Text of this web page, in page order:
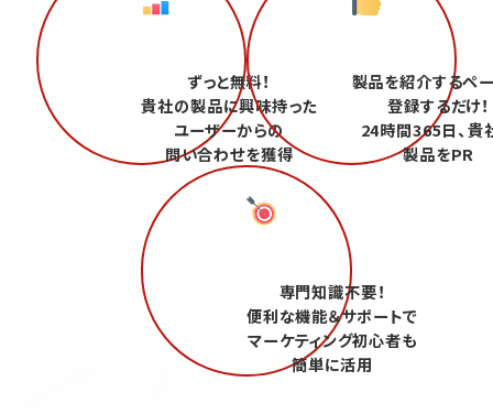
ずっと無料！
貴社の製品に興味持った
ユーザーからの
問い合わせを獲得
製品を紹介するペ
登録するだけ！
24時間365日、貴
製品をPR
専門知識不要！
便利な機能＆サポートで
マーケティング初心者も
簡単に活用